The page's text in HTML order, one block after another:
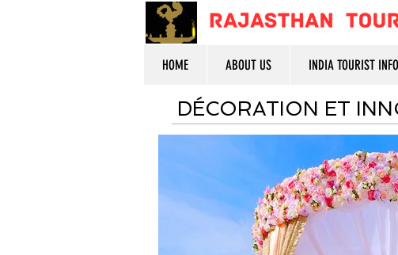
HOME ABOUT US INDIA TOURIST
DÉCORATION ET